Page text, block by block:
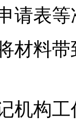
请表
材料
机构